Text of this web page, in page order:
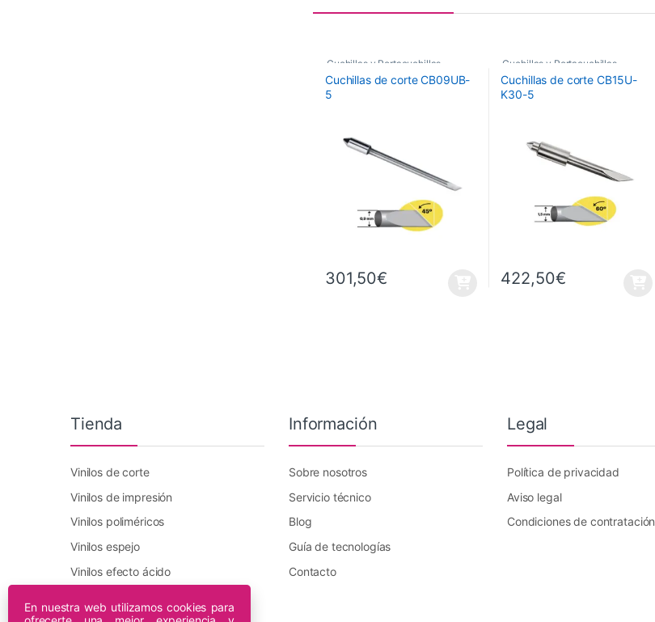
Cuchillas y Portacuchillas
Graphtec
Cuchillas de corte CB09UB-
5
301,50€
Cuchillas y Portacuchillas
Graphtec
Cuchillas de corte CB15U-
K30-5
422,50€
Tienda
Vinilos de corte
Vinilos de impresión
Vinilos poliméricos
Vinilos espejo
Vinilos efecto ácido
Información
Sobre nosotros
Servicio técnico
Blog
Guía de tecnologías
Contacto
Legal
Política de privacidad
Aviso legal
Condiciones de contratación
En nuestra web utilizamos cookies para